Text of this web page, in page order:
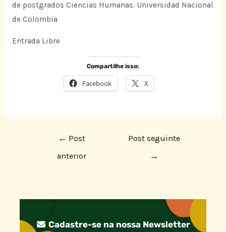
de postgrados Ciencias Humanas. Universidad Nacional
de Colombia
Entrada Libre
Compartilhe isso:
Facebook X
← Post
anterior
Post seguinte
→
Cadastre-se na nossa Newsletter